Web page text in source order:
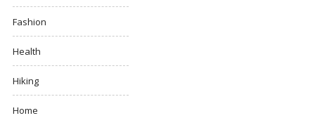
Fashion
Health
Hiking
Home